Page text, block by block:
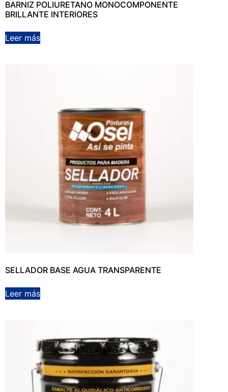
BARNIZ POLIURETANO MONOCOMPONENTE
BRILLANTE INTERIORES
Leer más
SELLADOR BASE AGUA TRANSPARENTE
Leer más